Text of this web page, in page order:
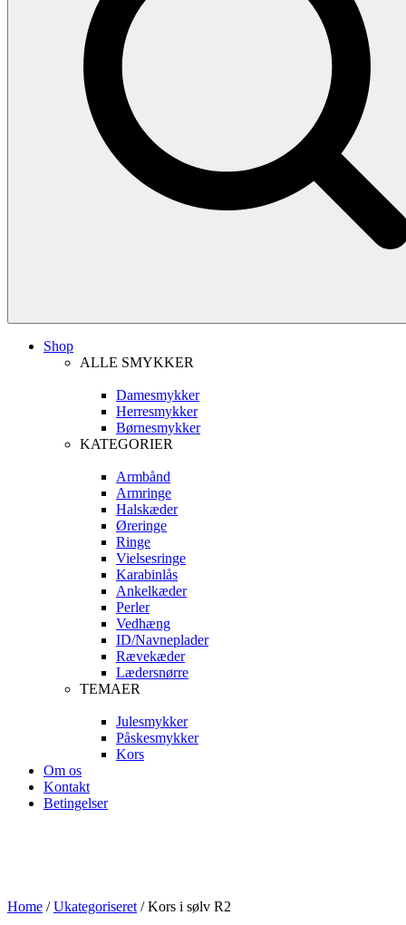
Shop
ALLE SMYKKER
Damesmykker
Herresmykker
Børnesmykker
KATEGORIER
Armbånd
Armringe
Halskæder
Øreringe
Ringe
Vielsesringe
Karabinlås
Ankelkæder
Perler
Vedhæng
ID/Navneplader
Rævekæder
Lædersnørre
TEMAER
Julesmykker
Påskesmykker
Kors
Om os
Kontakt
Betingelser
Home /Ukategoriseret / Kors i sølv R2